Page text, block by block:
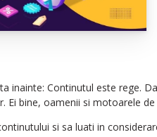
Continutul este rege.
bine, oamenii si motoarele de
si sa luati in